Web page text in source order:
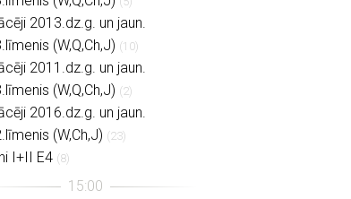
2013.dz.g. un jaun.
(W,Q,Ch,J) (10)
2011.dz.g. un jaun.
(W,Q,Ch,J) (2)
2016.dz.g. un jaun.
(W,Ch,J) (23)
I+II E4 (8)